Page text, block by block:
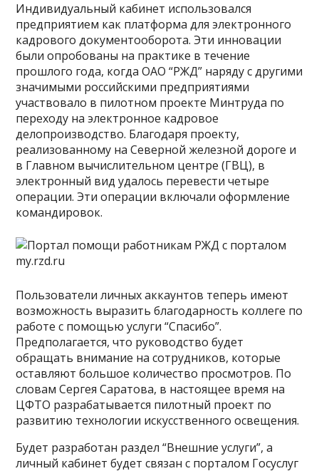
Индивидуальный кабинет использовался
предприятием как платформа для электронного
кадрового документооборота. Эти инновации
были опробованы на практике в течение
прошлого года, когда ОАО “РЖД” наряду с другими
значимыми российскими предприятиями
участвовало в пилотном проекте Минтруда по
переходу на электронное кадровое
делопроизводство. Благодаря проекту,
реализованному на Северной железной дороге и
в Главном вычислительном центре (ГВЦ), в
электронный вид удалось перевести четыре
операции. Эти операции включали оформление
командировок.
Пользователи личных аккаунтов теперь имеют
возможность выразить благодарность коллеге по
работе с помощью услуги “Спасибо”.
Предполагается, что руководство будет
обращать внимание на сотрудников, которые
оставляют большое количество просмотров. По
словам Сергея Саратова, в настоящее время на
ЦФТО разрабатывается пилотный проект по
развитию технологии искусственного освещения.
Будет разработан раздел “Внешние услуги”, а
личный кабинет будет связан с порталом Госуслуг